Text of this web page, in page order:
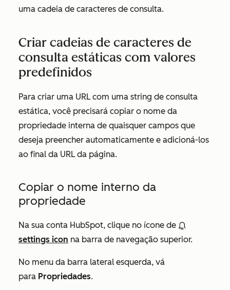
uma cadeia de caracteres de consulta.
Criar cadeias de caracteres de
consulta estáticas com valores
predefinidos
Para criar uma URL com uma string de consulta
estática, você precisará copiar o nome da
propriedade interna de quaisquer campos que
deseja preencher automaticamente e adicioná-los
ao final da URL da página.
Copiar o nome interno da
propriedade
Na sua conta HubSpot, clique no ícone de
settings icon na barra de navegação superior.
No menu da barra lateral esquerda, vá
para Propriedades.